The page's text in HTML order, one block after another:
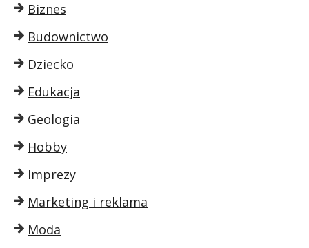
Biznes
Budownictwo
Dziecko
Edukacja
Geologia
Hobby
Imprezy
Marketing i reklama
Moda